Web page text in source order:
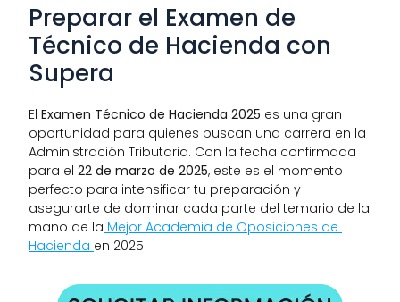
Preparar el Examen de
Técnico de Hacienda con
Supera
El Examen Técnico de Hacienda 2025 es una gran
oportunidad para quienes buscan una carrera en la
Administración Tributaria. Con la fecha confirmada
para el 22 de marzo de 2025, este es el momento
perfecto para intensificar tu preparación y
asegurarte de dominar cada parte del temario de la
mano de la Mejor Academia de Oposiciones de
Hacienda en 2025